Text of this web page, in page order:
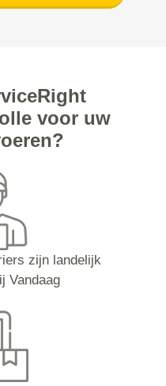
voor uw
zijn landelijk
Vandaag